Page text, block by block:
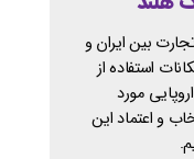
بین ایران و
استفاده از
مورد
و اعتماد این